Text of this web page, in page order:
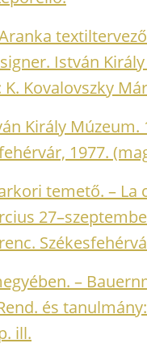
István
Kovalovszky
Király
1977.
temető. – La
–
és
ill.